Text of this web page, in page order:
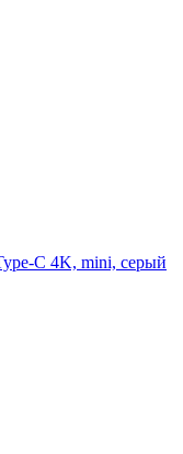
С 4K, mini, серый